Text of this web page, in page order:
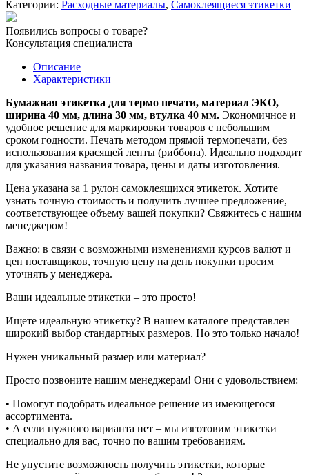
40х30
мм/1000
шт.
вт
Категории: Расходные материалы, Самоклеящиеся этикетки
Появились вопросы о товаре?
Консультация специалиста
Описание
Характеристики
Бумажная этикетка для термо печати, материал ЭКО,
ширина 40 мм, длина 30 мм, втулка 40 мм. Экономичное и
удобное решение для маркировки товаров с небольшим
сроком годности. Печать методом прямой термопечати, без
использования красящей ленты (риббона). Идеально подходит
для указания названия товара, цены и даты изготовления.
Цена указана за 1 рулон самоклеящихся этикеток. Хотите
узнать точную стоимость и получить лучшее предложение,
соответствующее объему вашей покупки? Свяжитесь с нашим
менеджером!
Важно: в связи с возможными изменениями курсов валют и
цен поставщиков, точную цену на день покупки просим
уточнять у менеджера.
Ваши идеальные этикетки – это просто!
Ищете идеальную этикетку? В нашем каталоге представлен
широкий выбор стандартных размеров. Но это только начало!
Нужен уникальный размер или материал?
Просто позвоните нашим менеджерам! Они с удовольствием:
• Помогут подобрать идеальное решение из имеющегося
ассортимента.
• А если нужного варианта нет – мы изготовим этикетки
специально для вас, точно по вашим требованиям.
Не упустите возможность получить этикетки, которые